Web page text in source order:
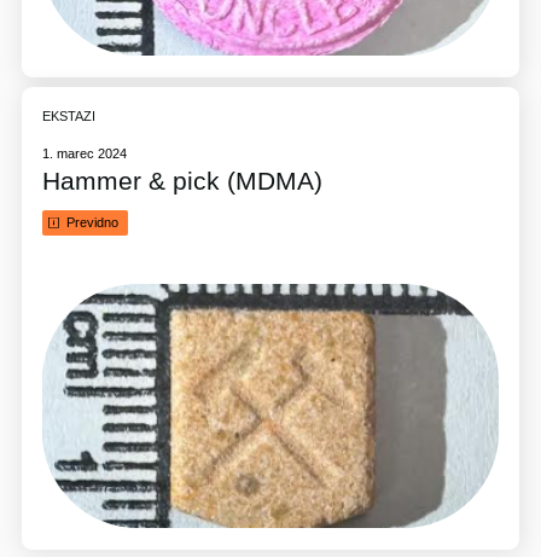
EKSTAZI
1. marec 2024
Hammer & pick (MDMA)
Previdno